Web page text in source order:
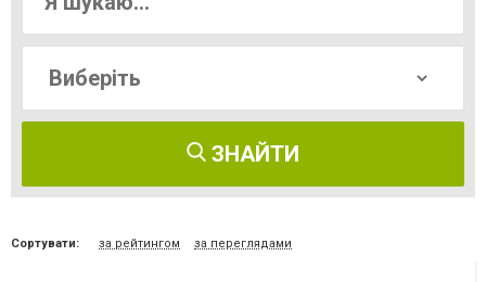
ЗНАЙТИ
Сортувати: за рейтингом за переглядами